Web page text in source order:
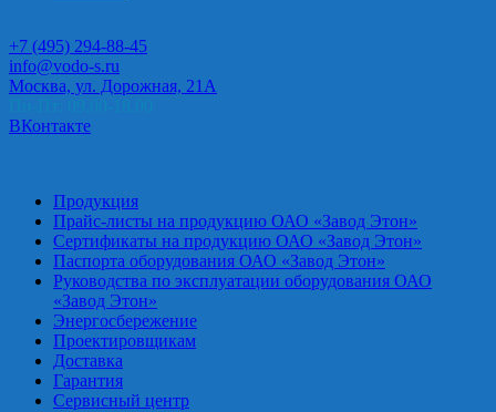
+7 (495) 294-88-45
info@vodo-s.ru
Москва, ул. Дорожная, 21А
ВКонтакте
Продукция
Прайс-листы на продукцию ОАО «Завод Этон»
Сертификаты на продукцию ОАО «Завод Этон»
Паспорта оборудования ОАО «Завод Этон»
Руководства по эксплуатации оборудования ОАО
«Завод Этон»
Энергосбережение
Проектировщикам
Доставка
Гарантия
Сервисный центр